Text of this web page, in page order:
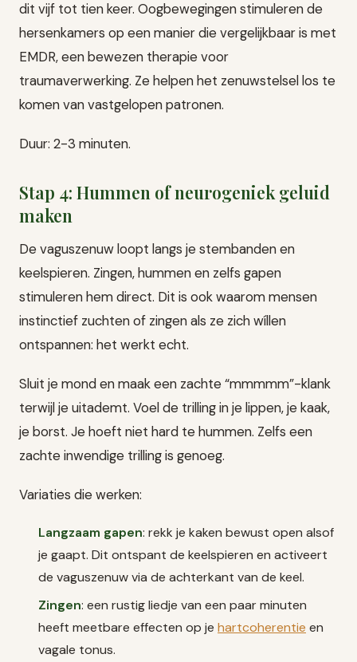
dit vijf tot tien keer. Oogbewegingen stimuleren de
hersenkamers op een manier die vergelijkbaar is met
EMDR, een bewezen therapie voor
traumaverwerking. Ze helpen het zenuwstelsel los te
komen van vastgelopen patronen.
Duur: 2-3 minuten.
Stap 4: Hummen of neurogeniek geluid
maken
De vaguszenuw loopt langs je stembanden en
keelspieren. Zingen, hummen en zelfs gapen
stimuleren hem direct. Dit is ook waarom mensen
instinctief zuchten of zingen als ze zich wíllen
ontspannen: het werkt echt.
Sluit je mond en maak een zachte “mmmmm”-klank
terwijl je uitademt. Voel de trilling in je lippen, je kaak,
je borst. Je hoeft niet hard te hummen. Zelfs een
zachte inwendige trilling is genoeg.
Variaties die werken:
Langzaam gapen: rekk je kaken bewust open alsof
je gaapt. Dit ontspant de keelspieren en activeert
de vaguszenuw via de achterkant van de keel.
Zingen: een rustig liedje van een paar minuten
heeft meetbare effecten op je hartcoherentie en
vagale tonus.